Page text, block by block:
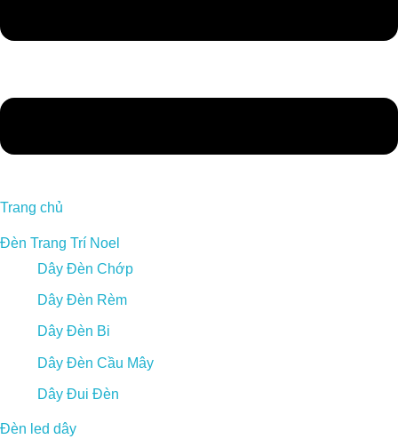
Trang chủ
Đèn Trang Trí Noel
Dây Đèn Chớp
Dây Đèn Rèm
Dây Đèn Bi
Dây Đèn Cầu Mây
Dây Đui Đèn
Đèn led dây